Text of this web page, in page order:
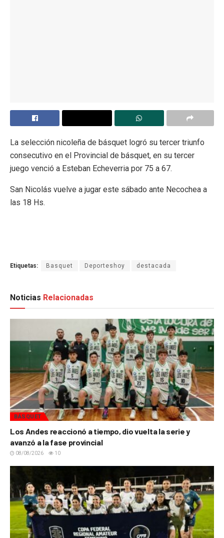
La selección nicoleña de básquet logró su tercer triunfo
consecutivo en el Provincial de básquet, en su tercer
juego venció a Esteban Echeverria por 75 a 67.
San Nicolás vuelve a jugar este sábado ante Necochea a
las 18 Hs.
Etiquetas: Basquet Deporteshoy destacada
Noticias Relacionadas
BÁSQUET
Los Andes reaccionó a tiempo, dio vuelta la serie y
avanzó a la fase provincial
08/08/2026 10